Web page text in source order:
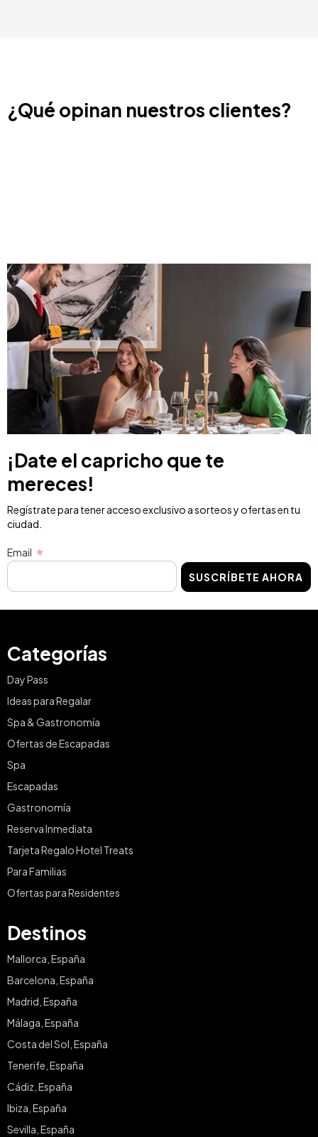
¿Qué opinan nuestros clientes?
¡Date el capricho que te
mereces!
Regístrate para tener acceso exclusivo a sorteos y ofertas en tu
ciudad.
Email
SUSCRÍBETE AHORA
Categorías
Day Pass
Ideas para Regalar
Spa & Gastronomía
Ofertas de Escapadas
Spa
Escapadas
Gastronomía
Reserva Inmediata
Tarjeta Regalo Hotel Treats
Para Familias
Ofertas para Residentes
Destinos
Mallorca, España
Barcelona, España
Madrid, España
Málaga, España
Costa del Sol, España
Tenerife, España
Cádiz, España
Ibiza, España
Sevilla, España